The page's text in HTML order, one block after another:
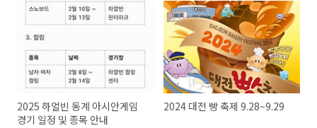
2025 하얼빈 동계 아시안게임
경기 일정 및 종목 안내
2024 대전 빵 축제 9.28~9.29